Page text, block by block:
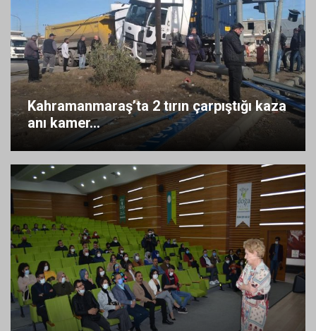
Kahramanmaraş’ta 2 tırın çarpıştığı kaza
anı kamer...